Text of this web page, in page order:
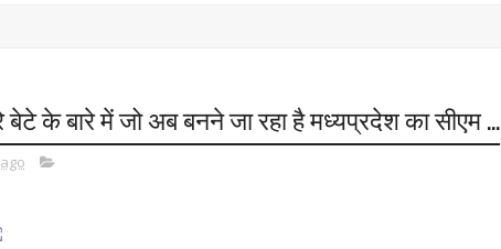
बेटे के बारे में जो अब बनने जा रहा है मध्यप्रदेश का सीएम ...